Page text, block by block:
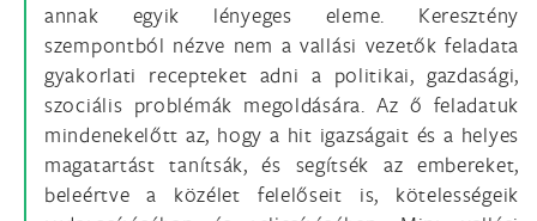
annak egyik lényeges eleme. Keresztény
szempontból nézve nem a vallási vezetők feladata
gyakorlati recepteket adni a politikai, gazdasági,
szociális problémák megoldására. Az ő feladatuk
mindenekelőtt az, hogy a hit igazságait és a helyes
magatartást tanítsák, és segítsék az embereket,
beleértve a közélet felelőseit is, kötelességeik